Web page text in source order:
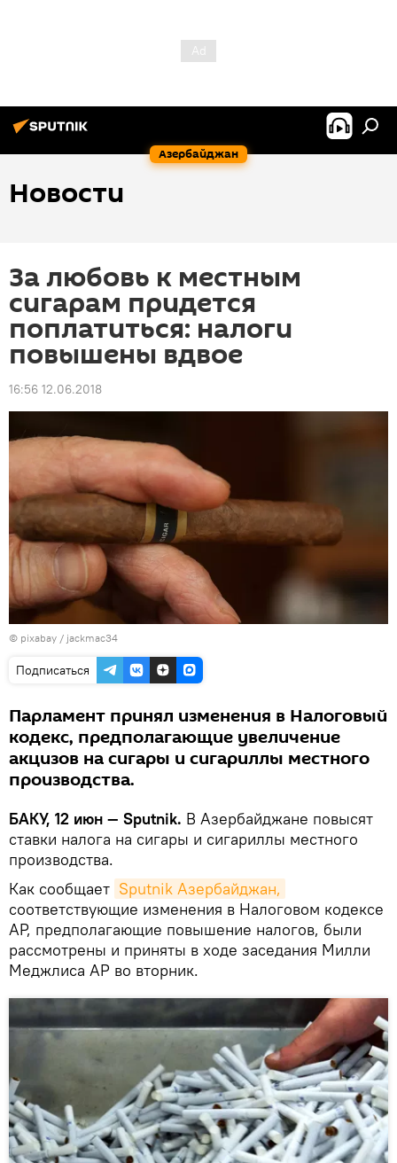
Азербайджан
Новости
За любовь к местным
сигарам придется
поплатиться: налоги
повышены вдвое
16:56 12.06.2018
© pixabay / jackmac34
Подписаться
Парламент принял изменения в Налоговый
кодекс, предполагающие увеличение
акцизов на сигары и сигариллы местного
производства.
БАКУ, 12 июн — Sputnik. В Азербайджане повысят
ставки налога на сигары и сигариллы местного
производства.
Как сообщает Sputnik Азербайджан,
соответствующие изменения в Налоговом кодексе
АР, предполагающие повышение налогов, были
рассмотрены и приняты в ходе заседания Милли
Меджлиса АР во вторник.